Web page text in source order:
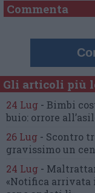
Commenta
Gli articoli più
24 Lug - Bimbi
buio: orrore
26 Lug - Scontro
gravissimo un
24 Lug -
«Notifica